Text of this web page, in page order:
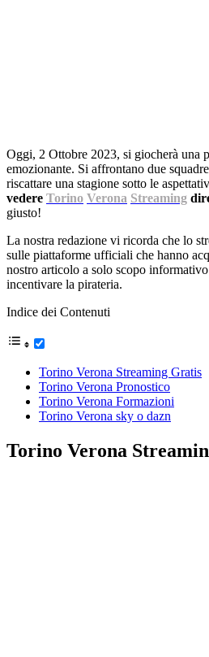
Oggi, 2 Ottobre 2023, si giocherà una
emozionante. Si affrontano due
riscattare una stagione sotto le
vedere Torino Verona Streaming
giusto!
La nostra redazione vi ricorda che lo
sulle piattaforme ufficiali che hanno
nostro articolo a solo scopo
incentivare la pirateria.
Indice dei Contenuti
Torino Verona Streaming Gratis
Torino Verona Pronostico
Torino Verona Formazioni
Torino Verona sky o dazn
Torino Verona